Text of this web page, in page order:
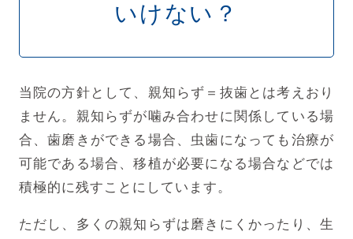
いけない？
当院の方針として、親知らず＝抜歯とは考えおり
ません。親知らずが噛み合わせに関係している場
合、歯磨きができる場合、虫歯になっても治療が
可能である場合、移植が必要になる場合などでは
積極的に残すことにしています。
ただし、多くの親知らずは磨きにくかったり、生